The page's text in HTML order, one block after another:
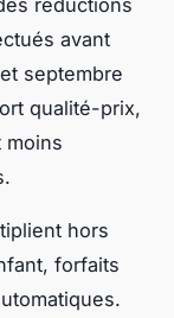
avant
septembre
qualité-prix,
moins
hors
forfaits